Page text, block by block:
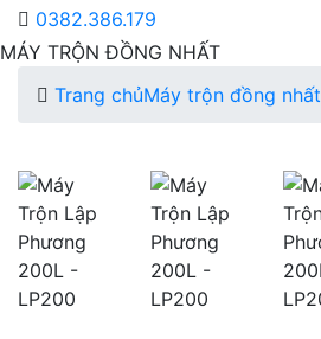
0382.386.179
MÁY TRỘN ĐỒNG NHẤT
Trang chủMáy trộn đồng nhất